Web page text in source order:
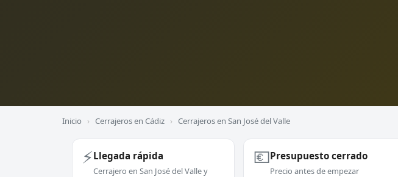
Inicio › Cerrajeros en Cádiz › Cerrajeros en San José del Valle
⚡Llegada rápida
Cerrajero en San José del Valle y
💶Presupuesto cerrado
Precio antes de empezar